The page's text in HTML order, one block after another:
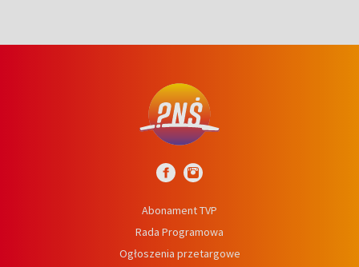
Abonament TVP
Rada Programowa
Ogłoszenia przetargowe